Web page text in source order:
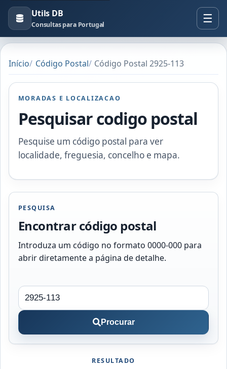
Utils DB
Consultas para Portugal
Início Código Postal Código Postal 2925-113
MORADAS E LOCALIZACAO
Pesquisar codigo postal
Pesquise um código postal para ver
localidade, freguesia, concelho e mapa.
PESQUISA
Encontrar código postal
Introduza um código no formato 0000-000 para
abrir diretamente a página de detalhe.
Procurar
RESULTADO